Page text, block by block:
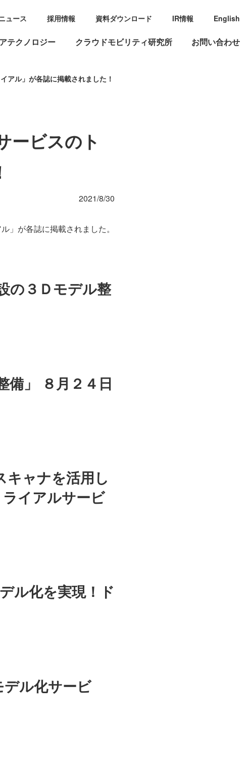
テクノロジー クラウドモビリティ研究所 お問い合わせ
ュース 採用情報 資料ダウンロード IR情報 English
アル」が各誌に掲載されました！
ービスのト
2021/8/30
」が各誌に掲載されました。
の３Ｄモデル整
」 ８月２４日
ャナを活用し
イアルサービ
ル化を実現！ド
ル化サービ